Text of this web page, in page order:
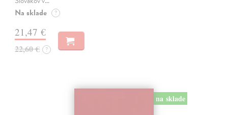
Na sklade ?
21,47 €
22,60 € ?
na sklade